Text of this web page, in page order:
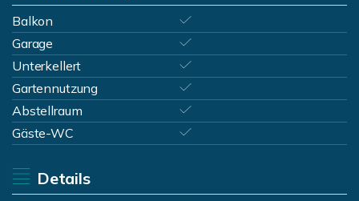
Balkon
Garage
Unterkellert
Gartennutzung
Abstellraum
Gäste-WC
Details